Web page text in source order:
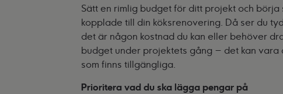
Sätt en rimlig budget för ditt projekt och
kopplade till din köksrenovering. Då ser du
det är någon kostnad du kan eller behöver
budget under projektets gång – det kan
som finns tillgängliga.
Prioritera vad du ska lägga pengar på